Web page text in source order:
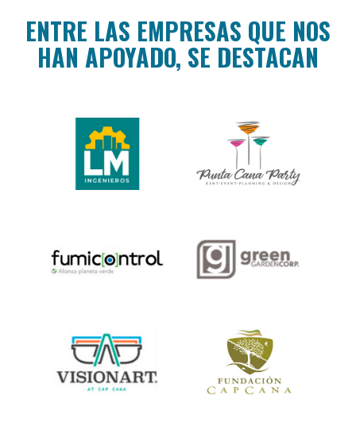
ENTRE LAS EMPRESAS QUE NOS
HAN APOYADO, SE DESTACAN